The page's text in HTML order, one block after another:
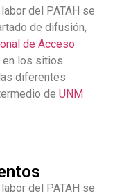
del PATAH se
de difusión,
de Acceso
en los sitios
diferentes
de UNM
del PATAH se